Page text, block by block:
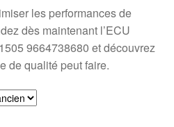
les performances de
dès maintenant l’ECU
9664738680 et découvrez
de qualité peut faire.